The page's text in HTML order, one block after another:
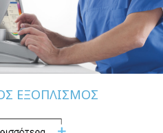
ΕΞΟΠΛΙΣΜΟΣ